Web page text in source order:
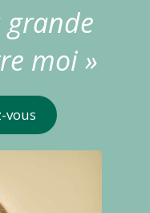
grande
moi »
vous